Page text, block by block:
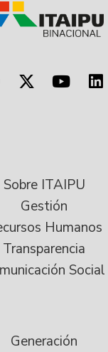
Sobre ITAIPU
Gestión
Humanos
Transparencia
Social
Generación